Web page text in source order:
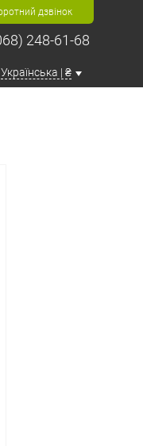
дзвінок
248-61-68
Українська | ₴